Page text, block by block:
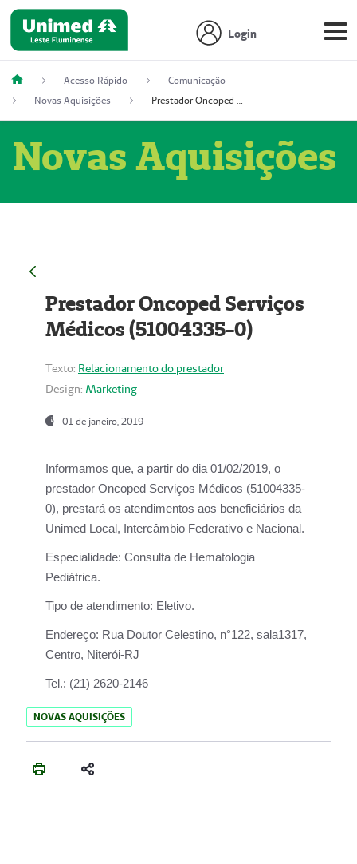
Login
Acesso Rápido
Comunicação
Novas Aquisições
Prestador Oncoped Serviços Médicos (51004335-0)
Novas Aquisições
Prestador Oncoped Serviços
Médicos (51004335-0)
Texto: Relacionamento do prestador
Design: Marketing
01 de janeiro, 2019
Informamos que, a partir do dia 01/02/2019, o
prestador Oncoped Serviços Médicos (51004335-
0), prestará os atendimentos aos beneficiários da
Unimed Local, Intercâmbio Federativo e Nacional.
Especialidade: Consulta de Hematologia
Pediátrica.
Tipo de atendimento: Eletivo.
Endereço: Rua Doutor Celestino, n°122, sala1317,
Centro, Niterói-RJ
Tel.: (21) 2620-2146
NOVAS AQUISIÇÕES